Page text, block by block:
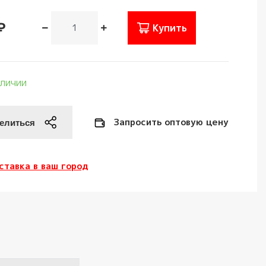
Купить
Запросить оптовую цену
в ваш город